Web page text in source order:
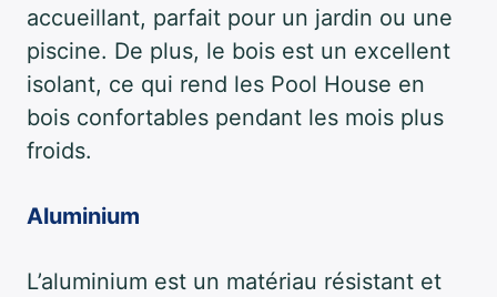
accueillant, parfait pour un jardin ou une
piscine. De plus, le bois est un excellent
isolant, ce qui rend les Pool House en
bois confortables pendant les mois plus
froids.
Aluminium
L’aluminium est un matériau résistant et